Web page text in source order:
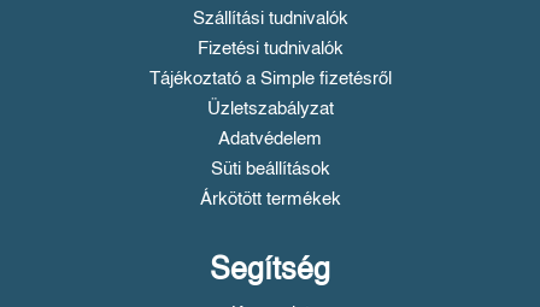
Szállítási tudnivalók
Fizetési tudnivalók
Tájékoztató a Simple fizetésről
Üzletszabályzat
Adatvédelem
Süti beállítások
Árkötött termékek
Segítség